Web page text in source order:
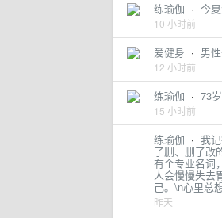
练瑜伽 · 今
10 小时前
爱健身 · 男
12 小时前
练瑜伽 · 73
15 小时前
练瑜伽 · 我
了删、删了改
有个专业名词
人会慢慢失去
己。\n心里总
昨天